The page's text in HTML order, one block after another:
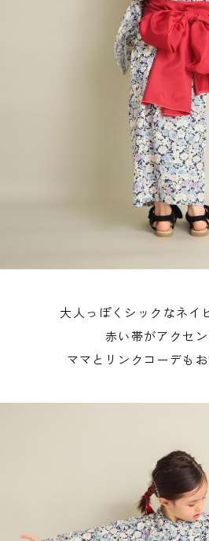
大人っぽくシックなネイ
赤い帯がアクセン
ママとリンクコーデもお